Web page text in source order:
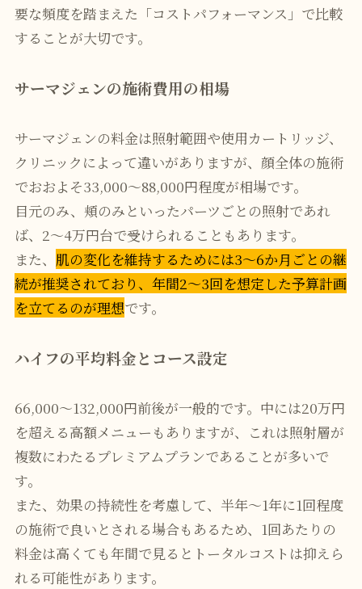
要な頻度を踏まえた「コストパフォーマンス」で比較
することが大切です。
サーマジェンの施術費用の相場
サーマジェンの料金は照射範囲や使用カートリッジ、
クリニックによって違いがありますが、顔全体の施術
でおおよそ33,000〜88,000円程度が相場です。
目元のみ、頬のみといったパーツごとの照射であれ
ば、2〜4万円台で受けられることもあります。
また、 肌の変化を維持するためには3～6か月ごとの継
続が推奨されており、年間2～3回を想定した予算計画
を立てるのが理想です。
ハイフの平均料金とコース設定
66,000〜132,000円前後が一般的です。中には20万円
を超える高額メニューもありますが、これは照射層が
複数にわたるプレミアムプランであることが多いで
す。
また、効果の持続性を考慮して、半年〜1年に1回程度
の施術で良いとされる場合もあるため、1回あたりの
料金は高くても年間で見るとトータルコストは抑えら
れる可能性があります。